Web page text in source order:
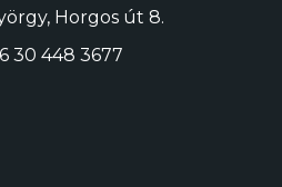
Horgos út 8.
30 448 3677